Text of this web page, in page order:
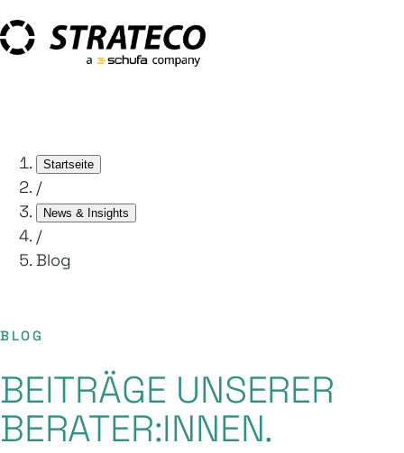
Startseite
/
News & Insights
/
Blog
BLOG
BEITRÄGE UNSERER
BERATER:INNEN.